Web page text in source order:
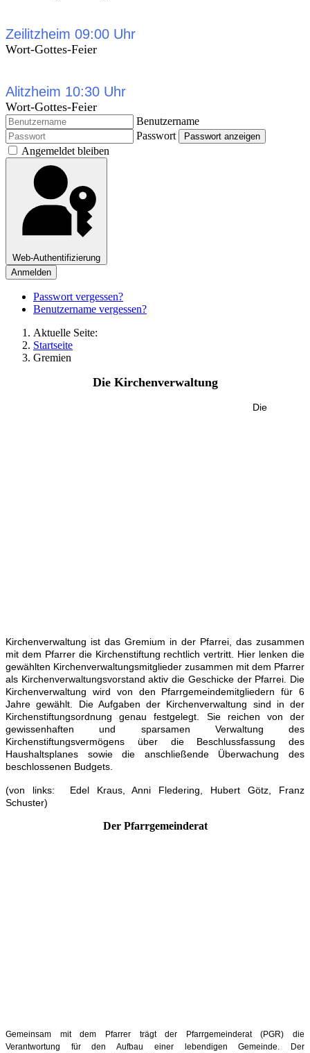
Zeilitzheim 09:00 Uhr
Wort-Gottes-Feier
Alitzheim 10:30 Uhr
Wort-Gottes-Feier
Benutzername
Passwort
Passwort anzeigen
Angemeldet bleiben
Web-Authentifizierung
Anmelden
Passwort vergessen?
Benutzername vergessen?
Aktuelle Seite:
Startseite
Gremien
Die Kirchenverwaltung
Die
Kirchenverwaltung ist das Gremium in der Pfarrei, das zusammen
mit dem Pfarrer die Kirchenstiftung rechtlich vertritt. Hier lenken die
gewählten Kirchenverwaltungsmitglieder zusammen mit dem Pfarrer
als Kirchenverwaltungsvorstand aktiv die Geschicke der Pfarrei. Die
Kirchenverwaltung wird von den Pfarrgemeindemitgliedern für 6
Jahre gewählt. Die Aufgaben der Kirchenverwaltung sind in der
Kirchenstiftungsordnung genau festgelegt. Sie reichen von der
gewissenhaften und sparsamen Verwaltung des
Kirchenstiftungsvermögens über die Beschlussfassung des
Haushaltsplanes sowie die anschließende Überwachung des
beschlossenen Budgets.
(von links: Edel Kraus, Anni Fledering, Hubert Götz, Franz
Schuster)
Der Pfarrgemeinderat
Gemeinsam mit dem Pfarrer trägt der Pfarrgemeinderat (PGR) die
Verantwortung für den Aufbau einer lebendigen Gemeinde. Der